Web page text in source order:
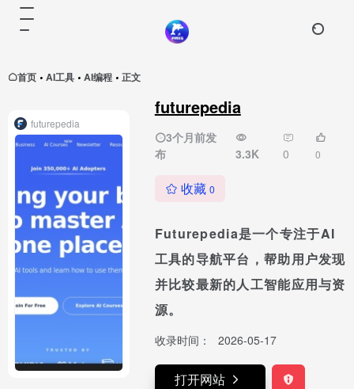
首页 • AI工具 • AI编程 • 正文
futurepedia
3个月前发
布
3.3K 0 0
收藏 0
Futurepedia是一个专注于AI
工具的导航平台，帮助用户发现
并比较最新的人工智能应用与资
源。
收录时间： 2026-05-17
打开网站
futurepedia